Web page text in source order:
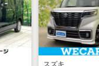
スズキ